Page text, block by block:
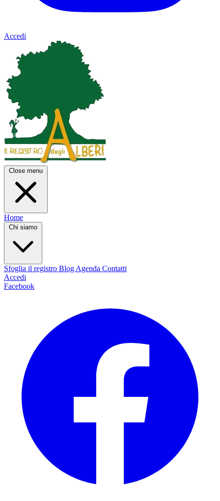
Accedi
Close menu
Home
Chi siamo
Sfoglia il registro Blog Agenda Contatti
Accedi
Facebook